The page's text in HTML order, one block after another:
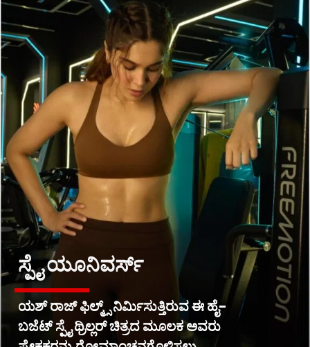
ಸ್ಪೈ ಯೂನಿವರ್ಸ್
ಯಶ್ ರಾಜ್ ಫಿಲ್ಮ್ಸ್ ನಿರ್ಮಿಸುತ್ತಿರುವ ಈ ಹೈ-
ಬಜೆಟ್ ಸ್ಪೈ ಥ್ರಿಲ್ಲರ್ ಚಿತ್ರದ ಮೂಲಕ ಅವರು